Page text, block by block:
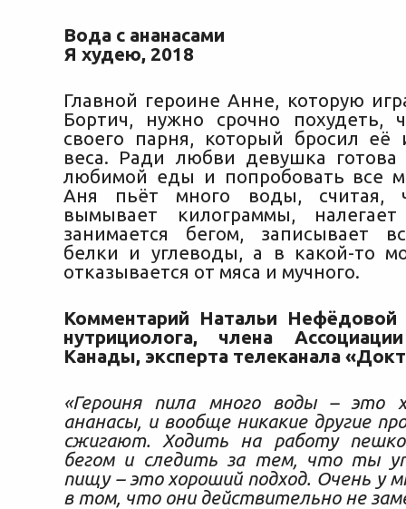
Вода с ананасами
Я худею, 2018
Главной героине Анне, которую
Бортич, нужно срочно похудеть,
своего парня, который бросил её
веса. Ради любви девушка готова
любимой еды и попробовать все
Аня пьёт много воды, считая,
вымывает килограммы,
занимается бегом, записывает
белки и углеводы, а в какой-то
отказывается от мяса и мучного.
Комментарий Натальи
нутрициолога, члена
Канады, эксперта телеканала
«Героиня пила много воды – это
ананасы, и вообще никакие другие
сжигают. Ходить на работу
бегом и следить за тем, что ты
пищу – это хороший подход. Очень у
в том, что они действительно не